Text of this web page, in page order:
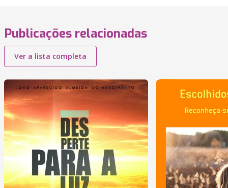
Publicações relacionadas
Ver a lista completa